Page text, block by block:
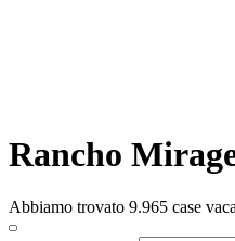
Rancho
Abbiamo trovato 9.965 case